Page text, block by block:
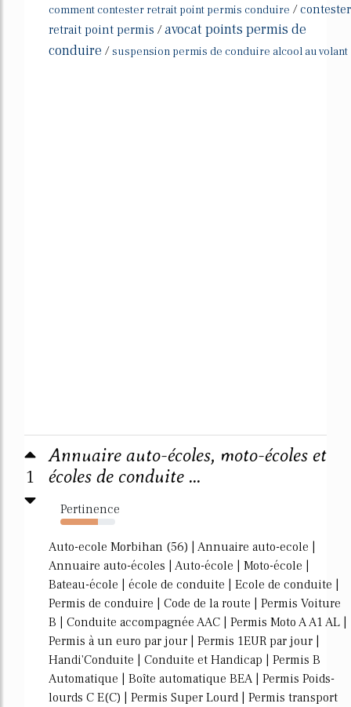
comment contester retrait point permis conduire /contester
retrait point permis /avocat points permis de
conduire /suspension permis de conduire alcool au volant
1
Annuaire auto-écoles, moto-écoles et
écoles de conduite ...
Pertinence
69%
Auto-ecole Morbihan (56) | Annuaire auto-ecole |
Annuaire auto-écoles | Auto-école | Moto-école |
Bateau-école | école de conduite | Ecole de conduite |
Permis de conduire | Code de la route | Permis Voiture
B | Conduite accompagnée AAC | Permis Moto A A1 AL |
Permis à un euro par jour | Permis 1EUR par jour |
Handi'Conduite | Conduite et Handicap | Permis B
Automatique | Boîte automatique BEA | Permis Poids-
lourds C E(C) | Permis Super Lourd | Permis transport